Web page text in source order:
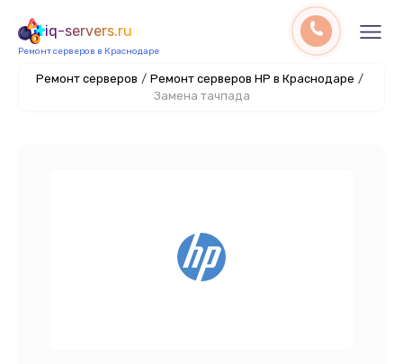
iq-servers.ru
Ремонт серверов в Краснодаре
Ремонт серверов / Ремонт серверов HP в Краснодаре /
Замена тачпада